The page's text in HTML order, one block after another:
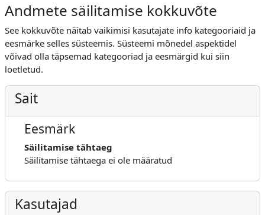
Andmete säilitamise kokkuvõte
See kokkuvõte näitab vaikimisi kasutajate info kategooriaid ja
eesmärke selles süsteemis. Süsteemi mõnedel aspektidel
võivad olla täpsemad kategooriad ja eesmärgid kui siin
loetletud.
Sait
Eesmärk
Säilitamise tähtaeg
Säilitamise tähtaega ei ole määratud
Kasutajad